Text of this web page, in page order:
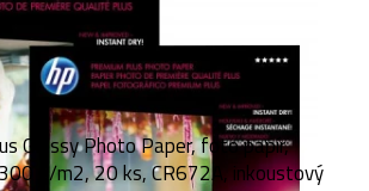
Glossy Photo Paper, foto papír,
g/m2, 20 ks, CR672A, inkoustový